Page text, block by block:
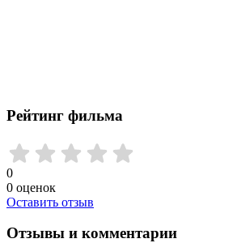
Рейтинг фильма
0
0 оценок
Оставить отзыв
Отзывы и комментарии